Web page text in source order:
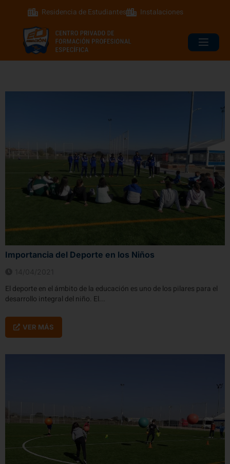
Residencia de Estudiantes Instalaciones
Importancia del Deporte en los Niños
El deporte en el ámbito de la educación es uno de los pilares para el
desarrollo integral del niño. El...
VER MÁS